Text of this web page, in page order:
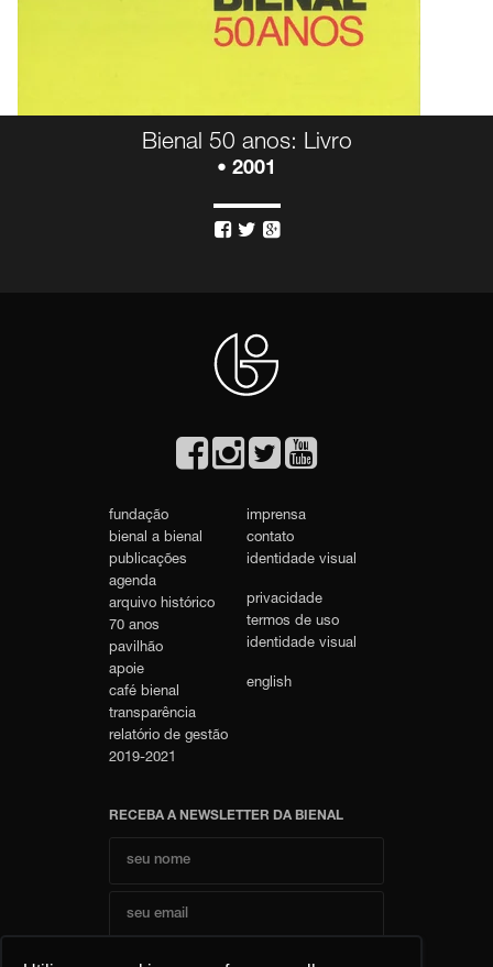
Bienal 50 anos: Livro
• 2001
  
fundação
bienal a bienal
publicações
agenda
arquivo histórico
70 anos
pavilhão
apoie
café bienal
transparência
relatório de gestão
2019-2021
imprensa
contato
identidade visual
privacidade
termos de uso
identidade visual
english
RECEBA A NEWSLETTER DA BIENAL